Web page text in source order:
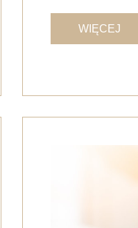
WIĘCEJ